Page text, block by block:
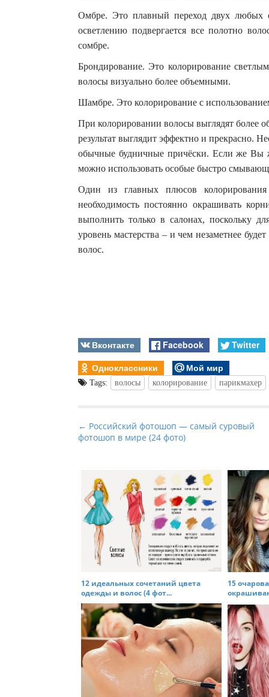
Омбре. Это плавный переход двух любых
осветлению подвергается все полотно
сомбре.
Брондирование. Это колорирование
волосы визуально более объемными.
Шамбре. Это колорирование с
При колорировании волосы выглядят более
результат выглядит эффектно и прекрасно.
обычные будничные причёски. Если же Вы
можно использовать особые быстро
Один из главных плюсов
необходимость постоянно окрашивать
выполнить только в салонах, поскольку
уровень мастерства – и чем незаметнее
волос.
Вконтакте Facebook
Twitter
Одноклассники
Мой мир
Tags: волосы колорирование парикмахер
P
o
a
v
o
n
← Российский фотошоп — самый суровый
фотошоп в мире (24 фото)
12 идеальных сочетаний цвета
одежды и волос (4 фот...
15